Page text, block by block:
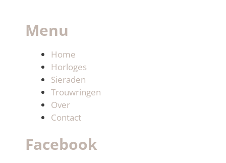
Menu
Home
Horloges
Sieraden
Trouwringen
Over
Contact
Facebook